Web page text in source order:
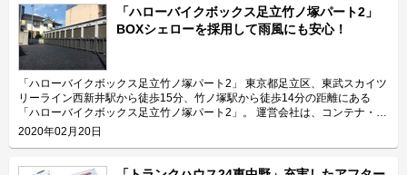
ージ北上野」の特長を教えてください。 東京メトロ日比谷線の入谷駅から
徒歩4分、JR山手線の鶯谷駅から徒歩10分の場所に位置する「ハローバイク
ガレージ北上野」。駅近なバイク駐車スペースであり、24時間365日ご利用
頂けます。広さ2.25帖・幅130cm・奥行き270cmのスペースをご用意して
おり、大型バイクの駐車にも対応可能です。また、屋内型トランクルーム
「ハローストレージ北上野」と隣接していてパーツやメンテナンス用品の収
納にご利用頂けます。ツーリングにお出掛する際にも大変便利です。 主に
どんな方がご利用されているのでしょうか？ 主に入谷駅周辺エリアを中心
とした近隣エリアの方々にご利用頂いています。「ハローバイクガレージ北
上野」は鶯谷や上野、稲荷町、田原町などからもアクセス良好なバイク専用
施設なので、近隣エリアのライダーから人気があります。大きめの駐車スペ
ースのため、アメリカンクルーザー、レーサー・スポーツタイプ、ビッグス
「ハローバイクボックス足立竹ノ塚パート2」
BOXシェローを採用して雨風にも安心！
「ハローバイクボックス足立竹ノ塚パート2」 東京都足立区、東武スカイツ
リーライン西新井駅から徒歩15分、竹ノ塚駅から徒歩14分の距離にある
「ハローバイクボックス足立竹ノ塚パート2」。 運営会社は、コンテナ・ス
トレージ業界でトップレベルのシェアを誇り、東証マザーズにも上場してい
るエリアリンク株式会社です。 今回は、エリアリンク株式会社が運営して
ご紹介致します。 「ハローバイクボックス足立竹ノ塚パート2」の特長を教
2020年02月20日